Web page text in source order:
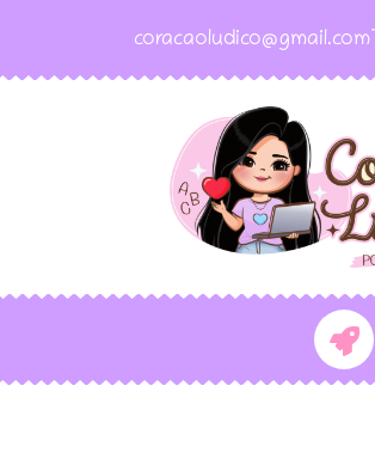
coracaoludico@gmail.com